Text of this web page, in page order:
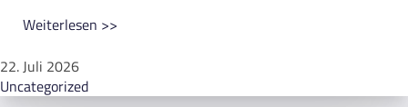
Weiterlesen >>
22. Juli 2026
Uncategorized